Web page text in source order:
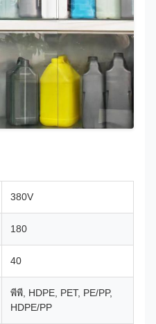
380V
180
40
พีพี, HDPE, PET, PE/PP,
HDPE/PP